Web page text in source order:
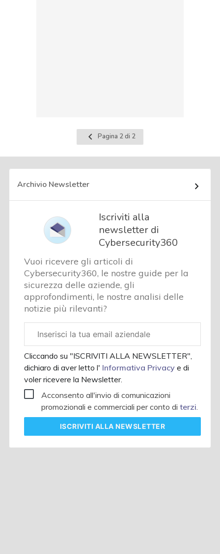
Pagina
precedente
Pagina 2 di 2
Archivio Newsletter
Iscriviti alla
newsletter di
Cybersecurity360
Vuoi ricevere gli articoli di
Cybersecurity360, le nostre guide per la
sicurezza delle aziende, gli
approfondimenti, le nostre analisi delle
notizie più rilevanti?
aziendale
Cliccando su "ISCRIVITI ALLA NEWSLETTER",
dichiaro di aver letto l' Informativa Privacye di
voler ricevere la Newsletter.
Acconsento all'invio di comunicazioni
promozionali e commerciali per conto diterzi.
ISCRIVITI ALLA NEWSLETTER